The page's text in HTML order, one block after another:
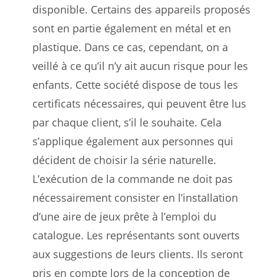
disponible. Certains des appareils proposés
sont en partie également en métal et en
plastique. Dans ce cas, cependant, on a
veillé à ce qu’il n’y ait aucun risque pour les
enfants. Cette société dispose de tous les
certificats nécessaires, qui peuvent être lus
par chaque client, s’il le souhaite. Cela
s’applique également aux personnes qui
décident de choisir la série naturelle.
L’exécution de la commande ne doit pas
nécessairement consister en l’installation
d’une aire de jeux prête à l’emploi du
catalogue. Les représentants sont ouverts
aux suggestions de leurs clients. Ils seront
pris en compte lors de la conception de